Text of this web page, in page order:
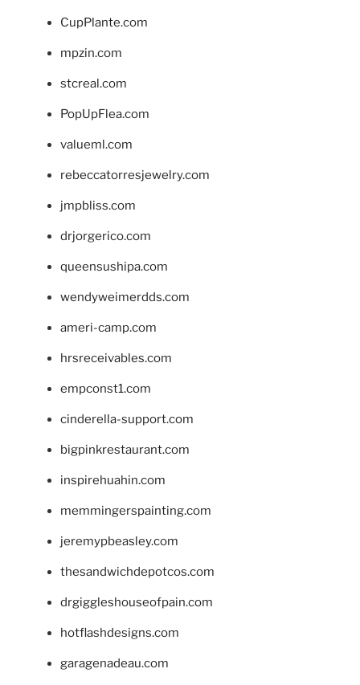
CupPlante.com
mpzin.com
stcreal.com
PopUpFlea.com
valueml.com
rebeccatorresjewelry.com
jmpbliss.com
drjorgerico.com
queensushipa.com
wendyweimerdds.com
ameri-camp.com
hrsreceivables.com
empconst1.com
cinderella-support.com
bigpinkrestaurant.com
inspirehuahin.com
memmingerspainting.com
jeremypbeasley.com
thesandwichdepotcos.com
drgiggleshouseofpain.com
hotflashdesigns.com
garagenadeau.com